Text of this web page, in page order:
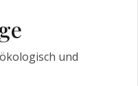
und